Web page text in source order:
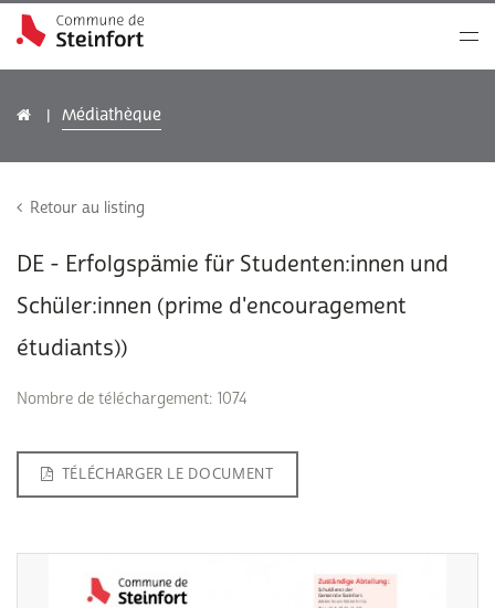
Médiathèque
Retour au listing
DE - Erfolgspämie für Studenten:innen und
Schüler:innen (prime d'encouragement
étudiants))
Nombre de téléchargement: 1074
TÉLÉCHARGER LE DOCUMENT